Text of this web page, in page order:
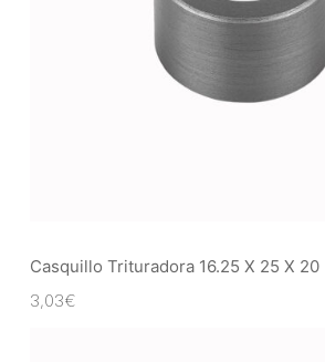
Casquillo Trituradora 16.25 X 25 X 20
3,03€